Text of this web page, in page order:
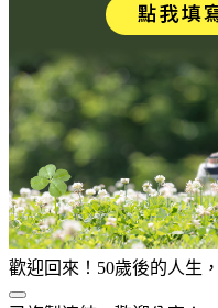
歡迎回來！50歲後的人生